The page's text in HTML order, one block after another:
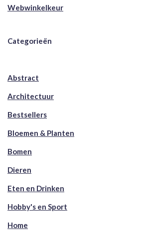
Webwinkelkeur
Categorieën
Abstract
Architectuur
Bestsellers
Bloemen & Planten
Bomen
Dieren
Eten en Drinken
Hobby's en Sport
Home